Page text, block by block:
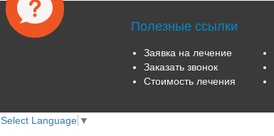
Полезные ссылки
Заявка на лечение
Заказать звонок
Стоимость лечения
Select Language ▼